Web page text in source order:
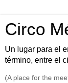
Circo
Un lugar para el
término, entre el
(A place for the